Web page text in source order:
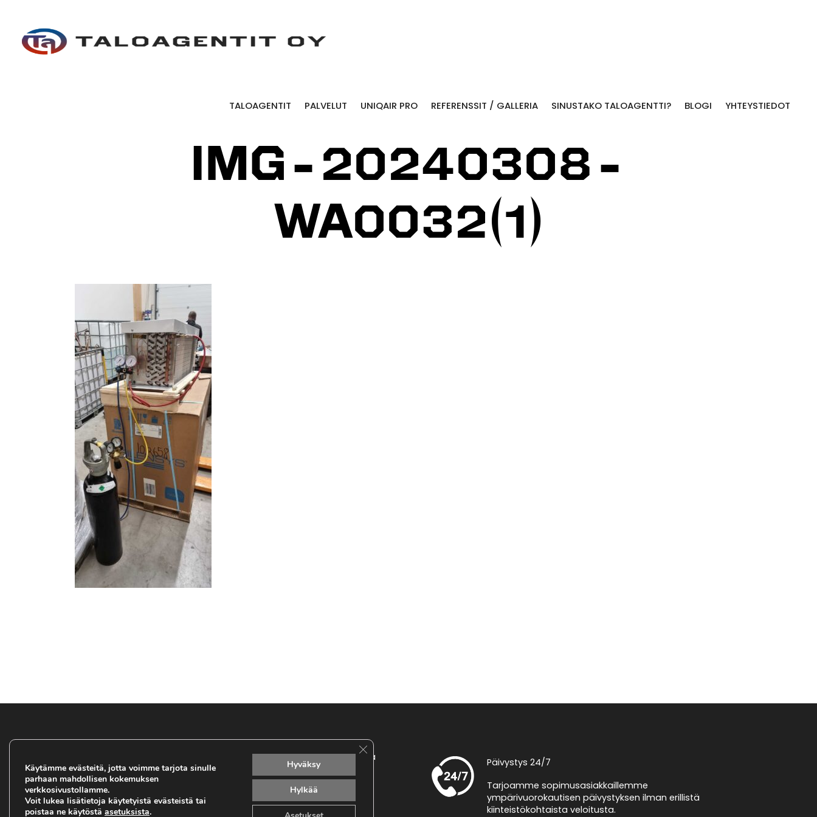
TALOAGENTIT PALVELUT UNIQAIR PRO REFERENSSIT / GALLERIA SINUSTAKO TALOAGENTTI? BLOGI YHTEYSTIEDOT
IMG-20240308-
WA0032(1)
Vetokuja 1, 01610 Vantaa
info@taloagentit.fi
040 660 9875
Päivystys 24/7
Tarjoamme sopimusasiakkaillemme
ympärivuorokautisen päivystyksen ilman erillistä
kiinteistökohtaista veloitusta.
Käytämme evästeitä, jotta voimme tarjota sinulle
parhaan mahdollisen kokemuksen
verkkosivustollamme.
Voit lukea lisätietoja käytetyistä evästeistä tai
poistaa ne käytöstä asetuksista.
Hyväksy
Hylkää
Sulje evästebanneri